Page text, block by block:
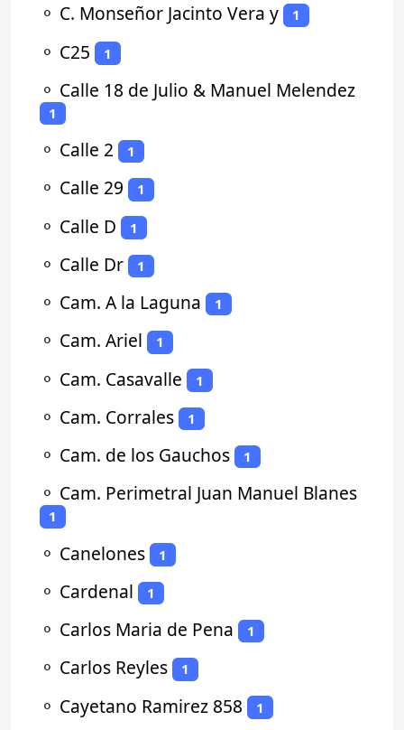
⚬ C. Monseñor Jacinto Vera y 1
⚬ C25 1
⚬ Calle 18 de Julio & Manuel Melendez
1
⚬ Calle 2 1
⚬ Calle 29 1
⚬ Calle D 1
⚬ Calle Dr 1
⚬ Cam. A la Laguna 1
⚬ Cam. Ariel 1
⚬ Cam. Casavalle 1
⚬ Cam. Corrales 1
⚬ Cam. de los Gauchos 1
⚬ Cam. Perimetral Juan Manuel Blanes
1
⚬ Canelones 1
⚬ Cardenal 1
⚬ Carlos Maria de Pena 1
⚬ Carlos Reyles 1
⚬ Cayetano Ramirez 858 1